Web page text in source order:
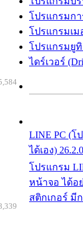
โปรแกรมก
โปรแกรมเม
โปรแกรมยู
ไดร์เวอร์
LINE PC (
ได้เอง) 26.2.0
โปรแกรม
หน้าจอ ได้อ
สติกเกอร์ มี